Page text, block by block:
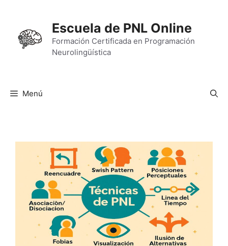
contenido
Escuela de PNL Online
Formación Certificada en Programación
Neurolingüística
Menú